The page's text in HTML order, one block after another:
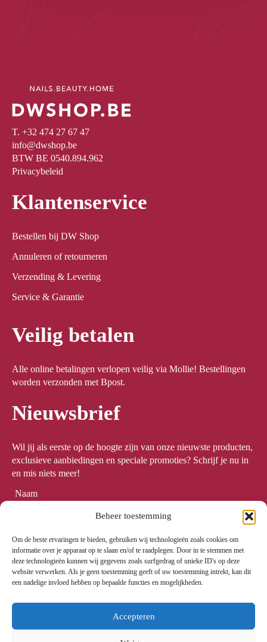
Beheer toestemming
Om de beste ervaringen te bieden, gebruiken wij technologieën zoals cookies om
informatie over je apparaat op te slaan en/of te raadplegen. Door in te stemmen met
deze technologieën kunnen wij gegevens zoals surfgedrag of unieke ID's op deze
website verwerken. Als je geen toestemming geeft of uw toestemming intrekt, kan dit
een nadelige invloed hebben op bepaalde functies en mogelijkheden.
Accepteren
T. +32 474 27 67 47
info@dwshop.be
BTW BE 0540.894.962
Privacybeleid
Klantenservice
Bestellen bij DW Shop
Annuleren of retourneren
Verzending & Levering
Service & Garantie
Veilig betalen
Alle online betalingen verlopen veilig via Mollie! Bestellingen
worden verzonden met Bpost.
Nieuwsbrief
Wil jij als eerste op de hoogte zijn van onze nieuwste producten,
exclusieve aanbiedingen en speciale promoties? Schrijf je nu in
en mis niets meer!
Naam *
Email *
Meld me aan